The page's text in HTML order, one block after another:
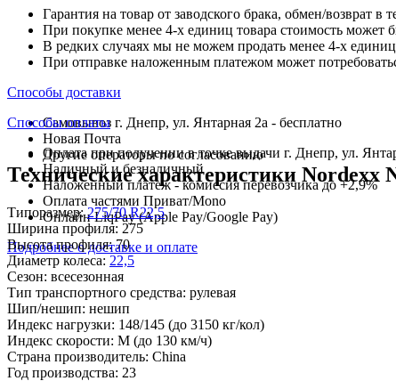
Гарантия на товар от заводского брака, обмен/возврат в
При покупке менее 4-х единиц товара стоимость может
В редких случаях мы не можем продать менее 4-х единиц
При отправке наложенным платежом может
Способы доставки
Самовывоз г. Днепр, ул. Янтарная 2а - бесплатно
Новая Почта
Другие операторы по согласованию
Способы оплаты
Оплата при получении в точке выдачи г. Днепр, ул.
Наличный и безналичный
Наложенный платеж - комиссия перевозчика до +2,9%
Оплата частями Приват/Mono
Онлайн LiqPay (Apple Pay/Google Pay)
Подробнее о доставке и оплате
Технические характеристики Nordexx
Типоразмер:275/70 R22,5
Ширина профиля: 275
Высота профиля:70
Диаметр колеса: 22,5
Сезон: всесезонная
Тип транспортного средства: рулевая
Шип/нешип: нешип
Индекс нагрузки: 148/145 (до 3150 кг/кол)
Индекс скорости: M (до 130 км/ч)
Страна производитель: China
Год производства: 23